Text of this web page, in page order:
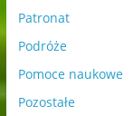
Patronat
Podróże
Pomoce naukowe
Pozostałe